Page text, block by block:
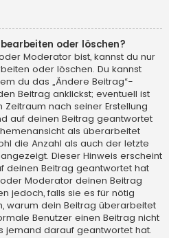
oder löschen?
Moderator bist, kannst du nur
oder löschen. Du kannst
du das „Ändere Beitrag“-
Beitrag anklickst; eventuell ist
nach seiner Erstellung
auf deinen Beitrag geantwortet
als überarbeitet
die Anzahl als auch der letzte
Dieser Hinweis erscheint
deinen Beitrag geantwortet hat
Moderator deinen Beitrag
jedoch, falls sie es für nötig
warum dein Beitrag überarbeitet
Benutzer einen Beitrag nicht
jemand darauf geantwortet hat.